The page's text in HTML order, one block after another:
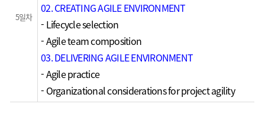
5일차
02. CREATING AGILE ENVIRONMENT
- Lifecycle selection
- Agile team composition
03. DELIVERING AGILE ENVIRONMENT
- Agile practice
- Organizational considerations for project agility